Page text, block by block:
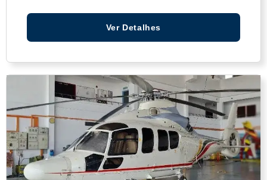
Ver Detalhes